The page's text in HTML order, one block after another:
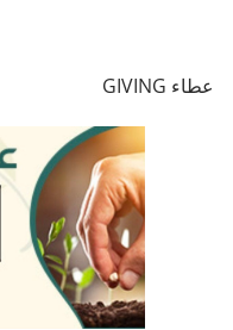
عطاء GIVING